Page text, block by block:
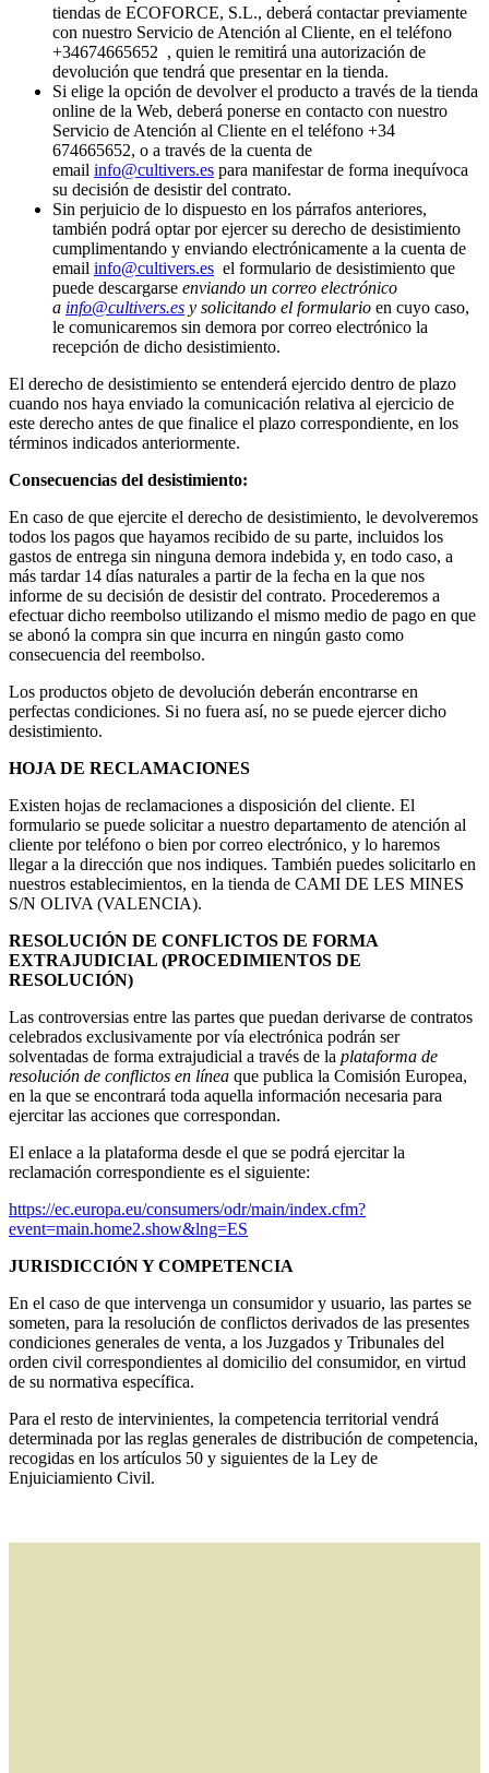
tiendas de ECOFORCE, S.L., deberá contactar previamente
con nuestro Servicio de Atención al Cliente, en el teléfono
+34674665652 , quien le remitirá una autorización de
devolución que tendrá que presentar en la tienda.
Si elige la opción de devolver el producto a través de la tienda
online de la Web, deberá ponerse en contacto con nuestro
Servicio de Atención al Cliente en el teléfono +34
674665652, o a través de la cuenta de
email info@cultivers.es para manifestar de forma inequívoca
su decisión de desistir del contrato.
Sin perjuicio de lo dispuesto en los párrafos anteriores,
también podrá optar por ejercer su derecho de desistimiento
cumplimentando y enviando electrónicamente a la cuenta de
email info@cultivers.es el formulario de desistimiento que
puede descargarse enviando un correo electrónico
a info@cultivers.es y solicitando el formulario en cuyo caso,
le comunicaremos sin demora por correo electrónico la
recepción de dicho desistimiento.
El derecho de desistimiento se entenderá ejercido dentro de plazo
cuando nos haya enviado la comunicación relativa al ejercicio de
este derecho antes de que finalice el plazo correspondiente, en los
términos indicados anteriormente.
Consecuencias del desistimiento:
En caso de que ejercite el derecho de desistimiento, le devolveremos
todos los pagos que hayamos recibido de su parte, incluidos los
gastos de entrega sin ninguna demora indebida y, en todo caso, a
más tardar 14 días naturales a partir de la fecha en la que nos
informe de su decisión de desistir del contrato. Procederemos a
efectuar dicho reembolso utilizando el mismo medio de pago en que
se abonó la compra sin que incurra en ningún gasto como
consecuencia del reembolso.
Los productos objeto de devolución deberán encontrarse en
perfectas condiciones. Si no fuera así, no se puede ejercer dicho
desistimiento.
HOJA DE RECLAMACIONES
Existen hojas de reclamaciones a disposición del cliente. El
formulario se puede solicitar a nuestro departamento de atención al
cliente por teléfono o bien por correo electrónico, y lo haremos
llegar a la dirección que nos indiques. También puedes solicitarlo en
nuestros establecimientos, en la tienda de CAMI DE LES MINES
S/N OLIVA (VALENCIA).
RESOLUCIÓN DE CONFLICTOS DE FORMA
EXTRAJUDICIAL (PROCEDIMIENTOS DE
RESOLUCIÓN)
Las controversias entre las partes que puedan derivarse de contratos
celebrados exclusivamente por vía electrónica podrán ser
solventadas de forma extrajudicial a través de la plataforma de
resolución de conflictos en línea que publica la Comisión Europea,
en la que se encontrará toda aquella información necesaria para
ejercitar las acciones que correspondan.
El enlace a la plataforma desde el que se podrá ejercitar la
reclamación correspondiente es el siguiente:
https://ec.europa.eu/consumers/odr/main/index.cfm?
event=main.home2.show&lng=ES
JURISDICCIÓN Y COMPETENCIA
En el caso de que intervenga un consumidor y usuario, las partes se
someten, para la resolución de conflictos derivados de las presentes
condiciones generales de venta, a los Juzgados y Tribunales del
orden civil correspondientes al domicilio del consumidor, en virtud
de su normativa específica.
Para el resto de intervinientes, la competencia territorial vendrá
determinada por las reglas generales de distribución de competencia,
recogidas en los artículos 50 y siguientes de la Ley de
Enjuiciamiento Civil.